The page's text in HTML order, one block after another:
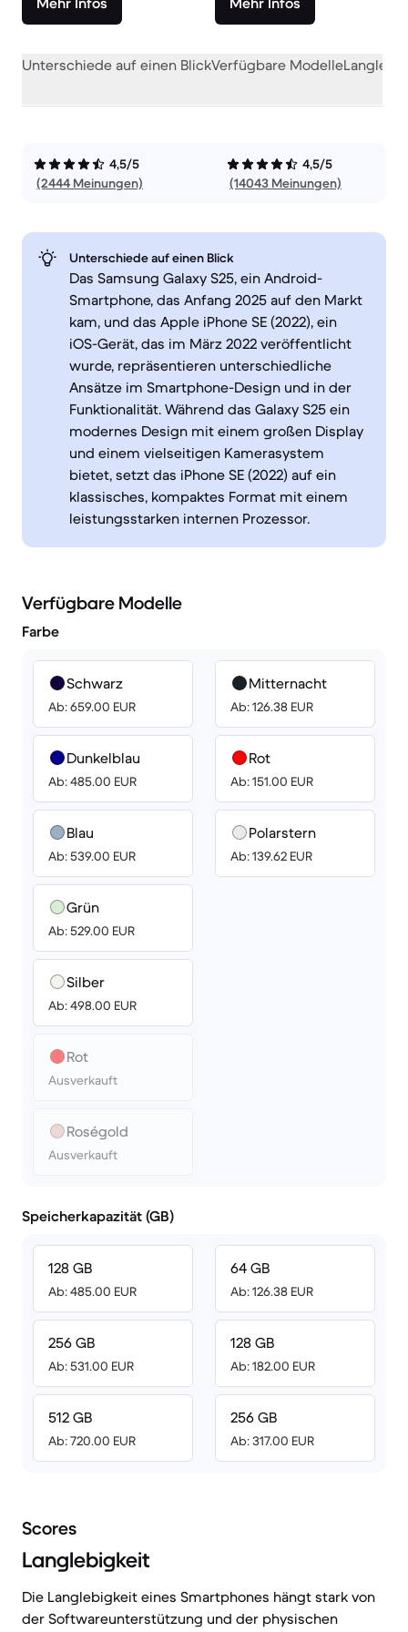
Unterschiede auf einen BlickVerfügbare Modelle
4,5/5
(2444 Meinungen)
4,5/5
(14043 Meinungen)
Unterschiede auf einen Blick
Das Samsung Galaxy S25, ein Android-
Smartphone, das Anfang 2025 auf den Markt
kam, und das Apple iPhone SE (2022), ein
iOS-Gerät, das im März 2022 veröffentlicht
wurde, repräsentieren unterschiedliche
Ansätze im Smartphone-Design und in der
Funktionalität. Während das Galaxy S25 ein
modernes Design mit einem großen Display
und einem vielseitigen Kamerasystem
bietet, setzt das iPhone SE (2022) auf ein
klassisches, kompaktes Format mit einem
leistungsstarken internen Prozessor.
Verfügbare Modelle
Farbe
Schwarz
Ab: 659.00 EUR
Dunkelblau
Ab: 485.00 EUR
Blau
Ab: 539.00 EUR
Grün
Ab: 529.00 EUR
Silber
Ab: 498.00 EUR
Rot
Ausverkauft
Roségold
Ausverkauft
Mitternacht
Ab: 126.38 EUR
Rot
Ab: 151.00 EUR
Polarstern
Ab: 139.62 EUR
Speicherkapazität (GB)
128 GB
Ab: 485.00 EUR
256 GB
Ab: 531.00 EUR
512 GB
Ab: 720.00 EUR
64 GB
Ab: 126.38 EUR
128 GB
Ab: 182.00 EUR
256 GB
Ab: 317.00 EUR
Scores
Langlebigkeit
Die Langlebigkeit eines Smartphones hängt stark von
der Softwareunterstützung und der physischen